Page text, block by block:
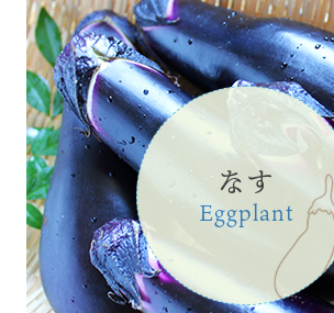
なす
Eggplant